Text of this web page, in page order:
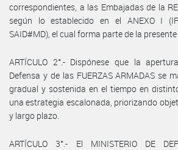
correspondientes, a las Embajadas de la
según lo establecido en el ANEXO I (IF-
SAID#MD), el cual forma parte de la presente
ARTÍCULO 2°.- Dispónese que la
Defensa y de las FUERZAS ARMADAS se
gradual y sostenida en el tiempo en
una estrategia escalonada, priorizando
y largo plazo.
ARTÍCULO 3°.- El MINISTERIO DE